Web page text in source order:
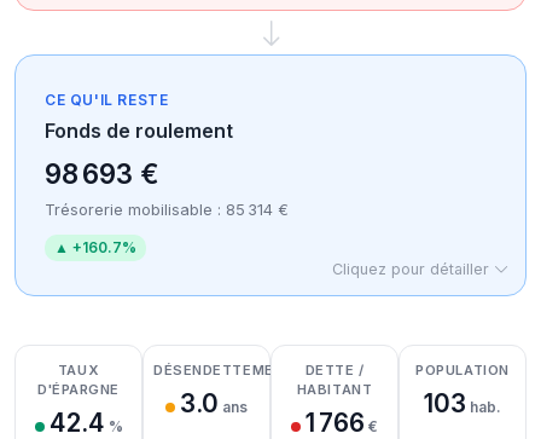
CE QU'IL RESTE
Fonds de roulement
98 693 €
Trésorerie mobilisable : 85 314 €
▲ +160.7%
Cliquez pour détailler
Détail des recettes
Détail des dépenses
Détail de la trésorerie
TAUX
D'ÉPARGNE
42.4 %
DÉSENDETTEMENT
3.0 ans
DETTE /
HABITANT
1 766 €
POPULATION
103 hab.